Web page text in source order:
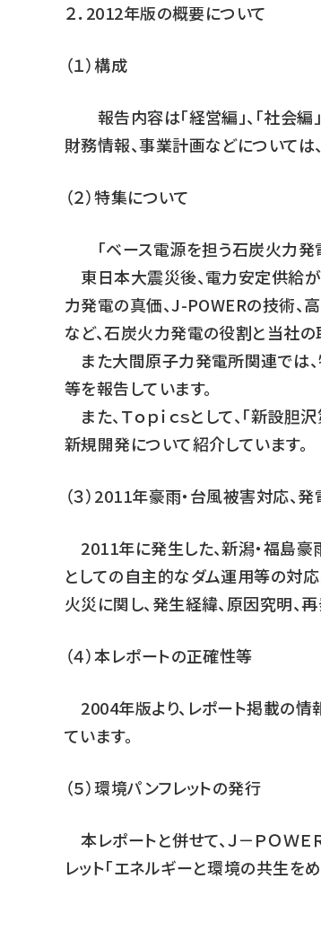
２．2012年版の概要について
（１）構成
報告内容は「経営編」、「社会編」
財務情報、事業計画などについては
（２）特集について
「ベース電源を担う石炭火力発
東日本大震災後、電力安定供給
力発電の真価、J-POWERの技術、
など、石炭火力発電の役割と当社の
また大間原子力発電所関連では
等を報告しています。
また、Ｔｏｐｉｃｓとして、「新設
新規開発について紹介しています。
（３）2011年豪雨・台風被害対応、
2011年に発生した、新潟・福島豪
としての自主的なダム運用等の対
火災に関し、発生経緯、原因究明、
（４）本レポートの正確性等
2004年版より、レポート掲載の
ています。
（５）環境パンフレットの発行
本レポートと併せて、Ｊ－ＰＯＷ
レット「エネルギーと環境の共生を